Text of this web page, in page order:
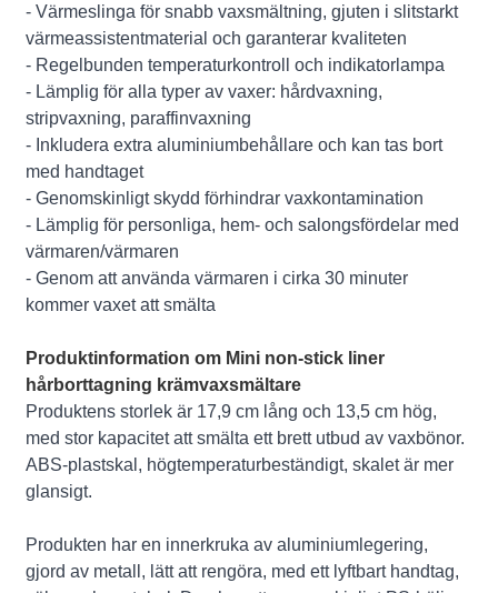
- Värmeslinga för snabb vaxsmältning, gjuten i slitstarkt
värmeassistentmaterial och garanterar kvaliteten
- Regelbunden temperaturkontroll och indikatorlampa
- Lämplig för alla typer av vaxer: hårdvaxning,
stripvaxning, paraffinvaxning
- Inkludera extra aluminiumbehållare och kan tas bort
med handtaget
- Genomskinligt skydd förhindrar vaxkontamination
- Lämplig för personliga, hem- och salongsfördelar med
värmaren/värmaren
- Genom att använda värmaren i cirka 30 minuter
kommer vaxet att smälta
Produktinformation om Mini non-stick liner
hårborttagning krämvaxsmältare
Produktens storlek är 17,9 cm lång och 13,5 cm hög,
med stor kapacitet att smälta ett brett utbud av vaxbönor.
ABS-plastskal, högtemperaturbeständigt, skalet är mer
glansigt.
Produkten har en innerkruka av aluminiumlegering,
gjord av metall, lätt att rengöra, med ett lyftbart handtag,